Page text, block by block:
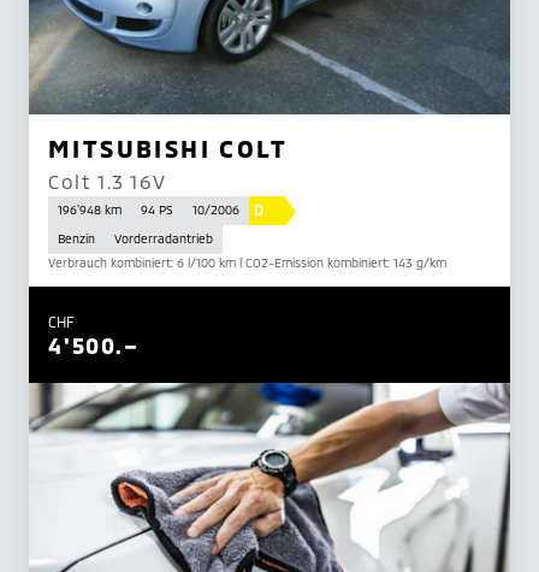
MITSUBISHI COLT
Colt 1.3 16V
196'948 km 94 PS 10/2006 D
Benzin
Vorderradantrieb
Verbrauch kombiniert: 6 l/100 km | CO2-Emission kombiniert: 143 g/km
CHF
4'500.–